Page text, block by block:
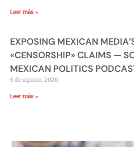
Leer más »
EXPOSING MEXICAN
«CENSORSHIP» CLAIMS —
MEXICAN POLITICS
5 de agosto, 2026
Leer más »